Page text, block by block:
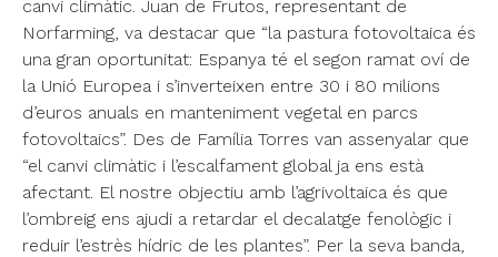
canvi climàtic. Juan de Frutos, representant de
Norfarming, va destacar que “la pastura fotovoltaica és
una gran oportunitat: Espanya té el segon ramat oví de
la Unió Europea i s’inverteixen entre 30 i 80 milions
d’euros anuals en manteniment vegetal en parcs
fotovoltaics”. Des de Família Torres van assenyalar que
“el canvi climàtic i l’escalfament global ja ens està
afectant. El nostre objectiu amb l’agrivoltaica és que
l’ombreig ens ajudi a retardar el decalatge fenològic i
reduir l’estrès hídric de les plantes”. Per la seva banda,